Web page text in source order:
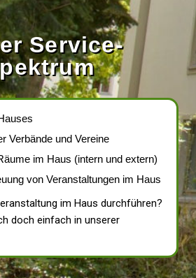
Service-
Verbände und Vereine
im Haus (intern und extern)
von Veranstaltungen im Haus
im Haus durchführen?
doch einfach in unserer